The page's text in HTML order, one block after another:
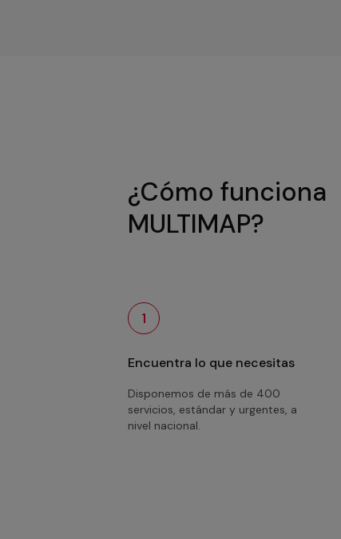
¿Cómo funciona
MULTIMAP?
1
Encuentra lo que necesitas
Disponemos de más de 400
servicios, estándar y urgentes, a
nivel nacional.